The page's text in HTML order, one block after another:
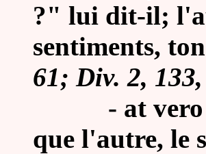
?" lui dit-il;
sentiments,
61; Div. 2, 133,
- at
que l'autre, le